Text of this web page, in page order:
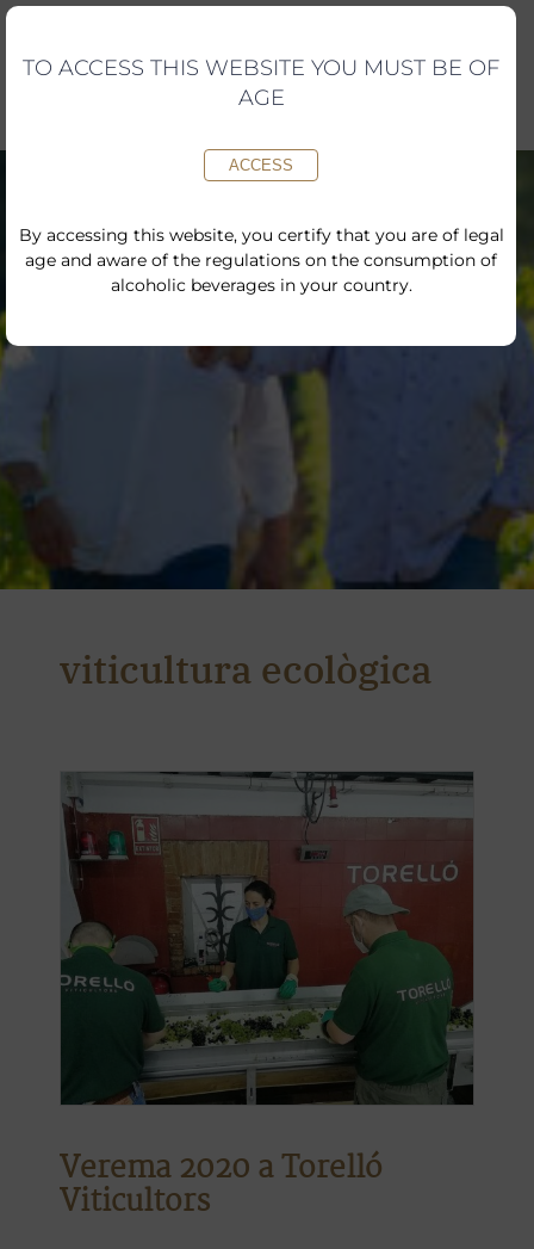
Skip
content
viticultura ecològica
Verema 2020 a Torelló
Viticultors
TO ACCESS THIS WEBSITE YOU MUST BE OF
AGE
ACCESS
By accessing this website, you certify that you are of legal
age and aware of the regulations on the consumption of
alcoholic beverages in your country.